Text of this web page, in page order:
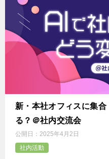
新・本社オフィスに集
る？＠社内交流会
公開日： 2025年4月2日
社内活動